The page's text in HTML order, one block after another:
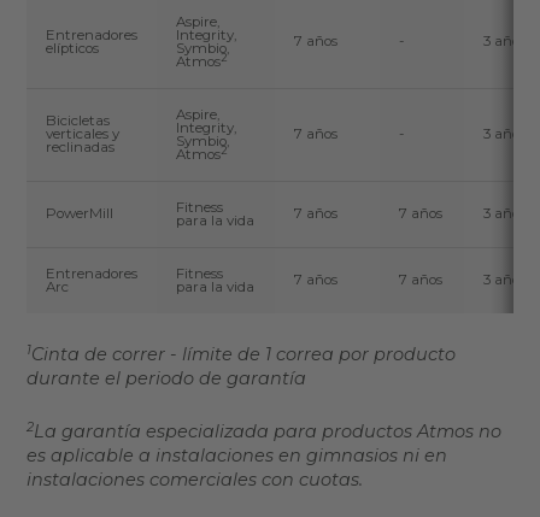
Entrenadores
elípticos
Aspire,
Integrity,
Symbio,
Atmos2
7 años - 3 años
Bicicletas
verticales y
reclinadas
Aspire,
Integrity,
Symbio,
Atmos2
7 años - 3 años
PowerMill Fitness
para la vida 7 años 7 años 3 años
Entrenadores
Arc
Fitness
para la vida 7 años 7 años 3 años
1Cinta de correr - límite de 1 correa por producto
durante el periodo de garantía
2La garantía especializada para productos Atmos no
es aplicable a instalaciones en gimnasios ni en
instalaciones comerciales con cuotas.